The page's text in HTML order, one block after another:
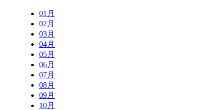
01月
02月
03月
04月
05月
06月
07月
08月
09月
10月